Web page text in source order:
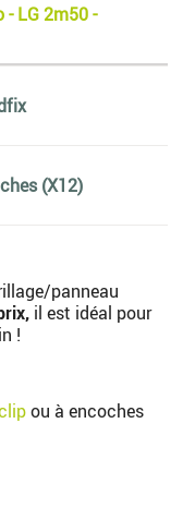
LG 2m50 -
(X12)
panneau
il est idéal pour
!
ou à encoches